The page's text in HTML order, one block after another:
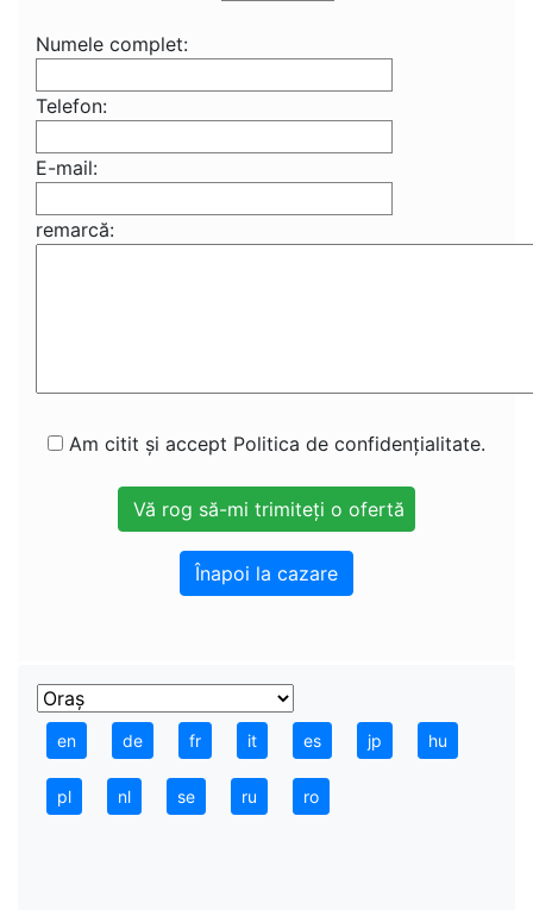
Numele complet:
Telefon:
E-mail:
remarcă:
Am citit și accept Politica de confidențialitate.
Înapoi la cazare
en de fr it es jp hu
pl nl se ru ro